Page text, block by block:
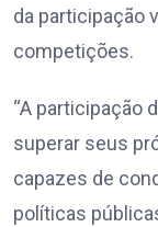
da participação
competições.
“A participação
superar seus
capazes de
políticas